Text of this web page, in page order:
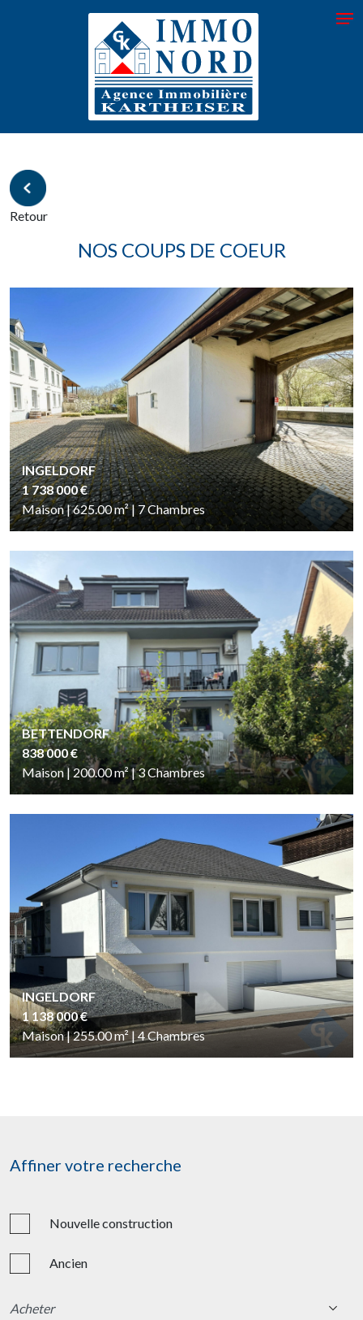
Retour
NOS COUPS DE COEUR
INGELDORF
1 738 000 €
Maison | 625.00m²| 7Chambres
BETTENDORF
838 000 €
Maison | 200.00m²| 3Chambres
INGELDORF
1 138 000 €
Maison | 255.00m²| 4Chambres
Affiner votre recherche
Nouvelle construction
Ancien